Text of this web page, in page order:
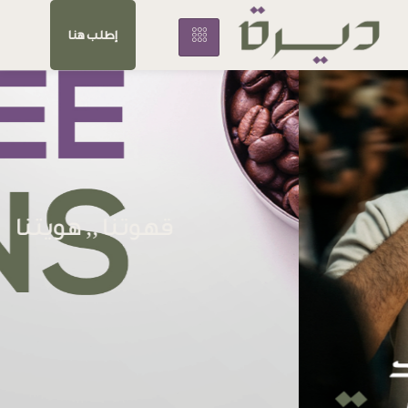
إطلب هنا
قهوتنا ,, هويتنا